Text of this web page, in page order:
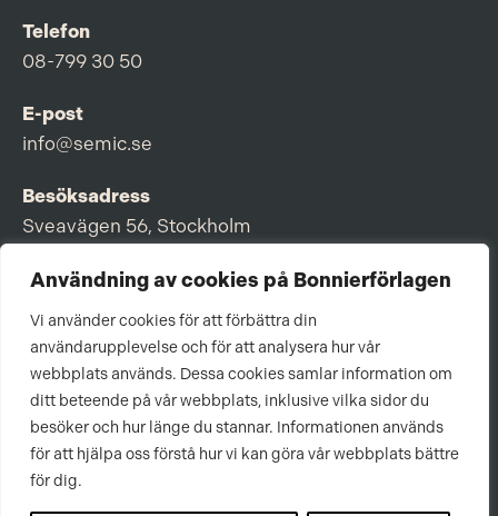
Användning av cookies på Bonnierförlagen
Vi använder cookies för att förbättra din
användarupplevelse och för att analysera hur vår
webbplats används. Dessa cookies samlar information om
ditt beteende på vår webbplats, inklusive vilka sidor du
besöker och hur länge du stannar. Informationen används
för att hjälpa oss förstå hur vi kan göra vår webbplats bättre
för dig.
Telefon
08-799 30 50
E-post
info@semic.se
Besöksadress
Sveavägen 56, Stockholm
Postadress
Box 3159, 103 63 Stockholm
Om Bonnierförlagen
Cookies
Integritetspolicy